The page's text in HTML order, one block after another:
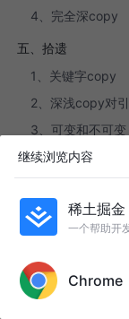
希望楼主看
54
4、完全深copy
五、拾遗
1、关键字copy
2、深浅copy对
3、可变和不可变
4、copy和block
5、strong和
六、文献
继续浏览内容
稀土掘金
一个帮助开
Chrome